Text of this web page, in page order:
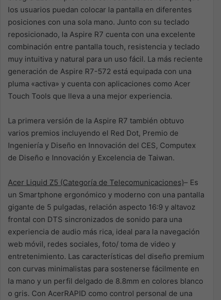
los usuarios puedan colocar la pantalla en diferentes
posiciones con una sola mano. Junto con su teclado
reposicionado, la Aspire R7 cuenta con una excelente
combinación entre pantalla touch, resistencia y teclado
muy intuitiva y natural para un uso fácil. La más reciente
generación de Aspire R7-572 está equipada con una
pluma «activa» y cuenta con aplicaciones como Acer
Touch Tools que lleva a una mejor experiencia.
La primera versión de la Aspire R7 también obtuvo
varios premios incluyendo el Red Dot, Premio de
Ingeniería y Diseño en Innovación del CES, Computex
de Diseño e Innovación y Excelencia de Taiwan.
Acer Liquid Z5 (Categoría de Telecomunicaciones)– Es
un Smartphone ergonómico y moderno con una pantalla
gigante de 5 pulgadas, relación aspecto 16:9 y altavoz
frontal con DTS sincronizados de sonido para una
experiencia de audio más rica, ideal para la navegación
web móvil, redes sociales, foto/ toma de video y
entretenimiento. Las características del diseño premium
con curvas minimalistas para sostenerse fácilmente en
la mano y un perfil delgado de 8.8mm en colores blanco
o gris. Con AcerRAPID como control personal de una